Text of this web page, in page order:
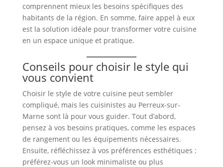
comprennent mieux les besoins spécifiques des
habitants de la région. En somme, faire appel à eux
est la solution idéale pour transformer votre cuisine
en un espace unique et pratique.
Conseils pour choisir le style qui
vous convient
Choisir le style de votre cuisine peut sembler
compliqué, mais les cuisinistes au Perreux-sur-
Marne sont là pour vous guider. Tout d’abord,
pensez à vos besoins pratiques, comme les espaces
de rangement ou les équipements nécessaires.
Ensuite, réfléchissez à vos préférences esthétiques :
préférez-vous un look minimaliste ou plus